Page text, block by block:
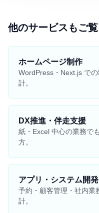
他のサービスもご
ホームページ制作
WordPress・Next.js で
計。
DX推進・伴走支援
紙・Excel 中心の業務で
方。
アプリ・システム開発
予約・顧客管理・社内業
計。